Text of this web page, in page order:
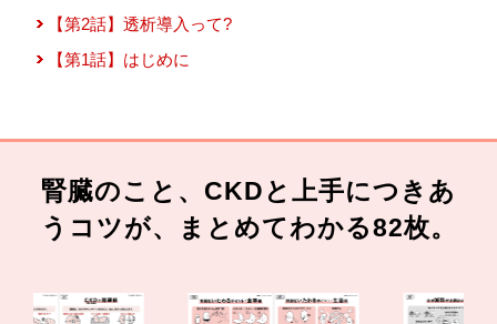
【第2話】透析導入って?
【第1話】はじめに
腎臓のこと、CKDと上手につきあ
うコツが、まとめてわかる82枚。